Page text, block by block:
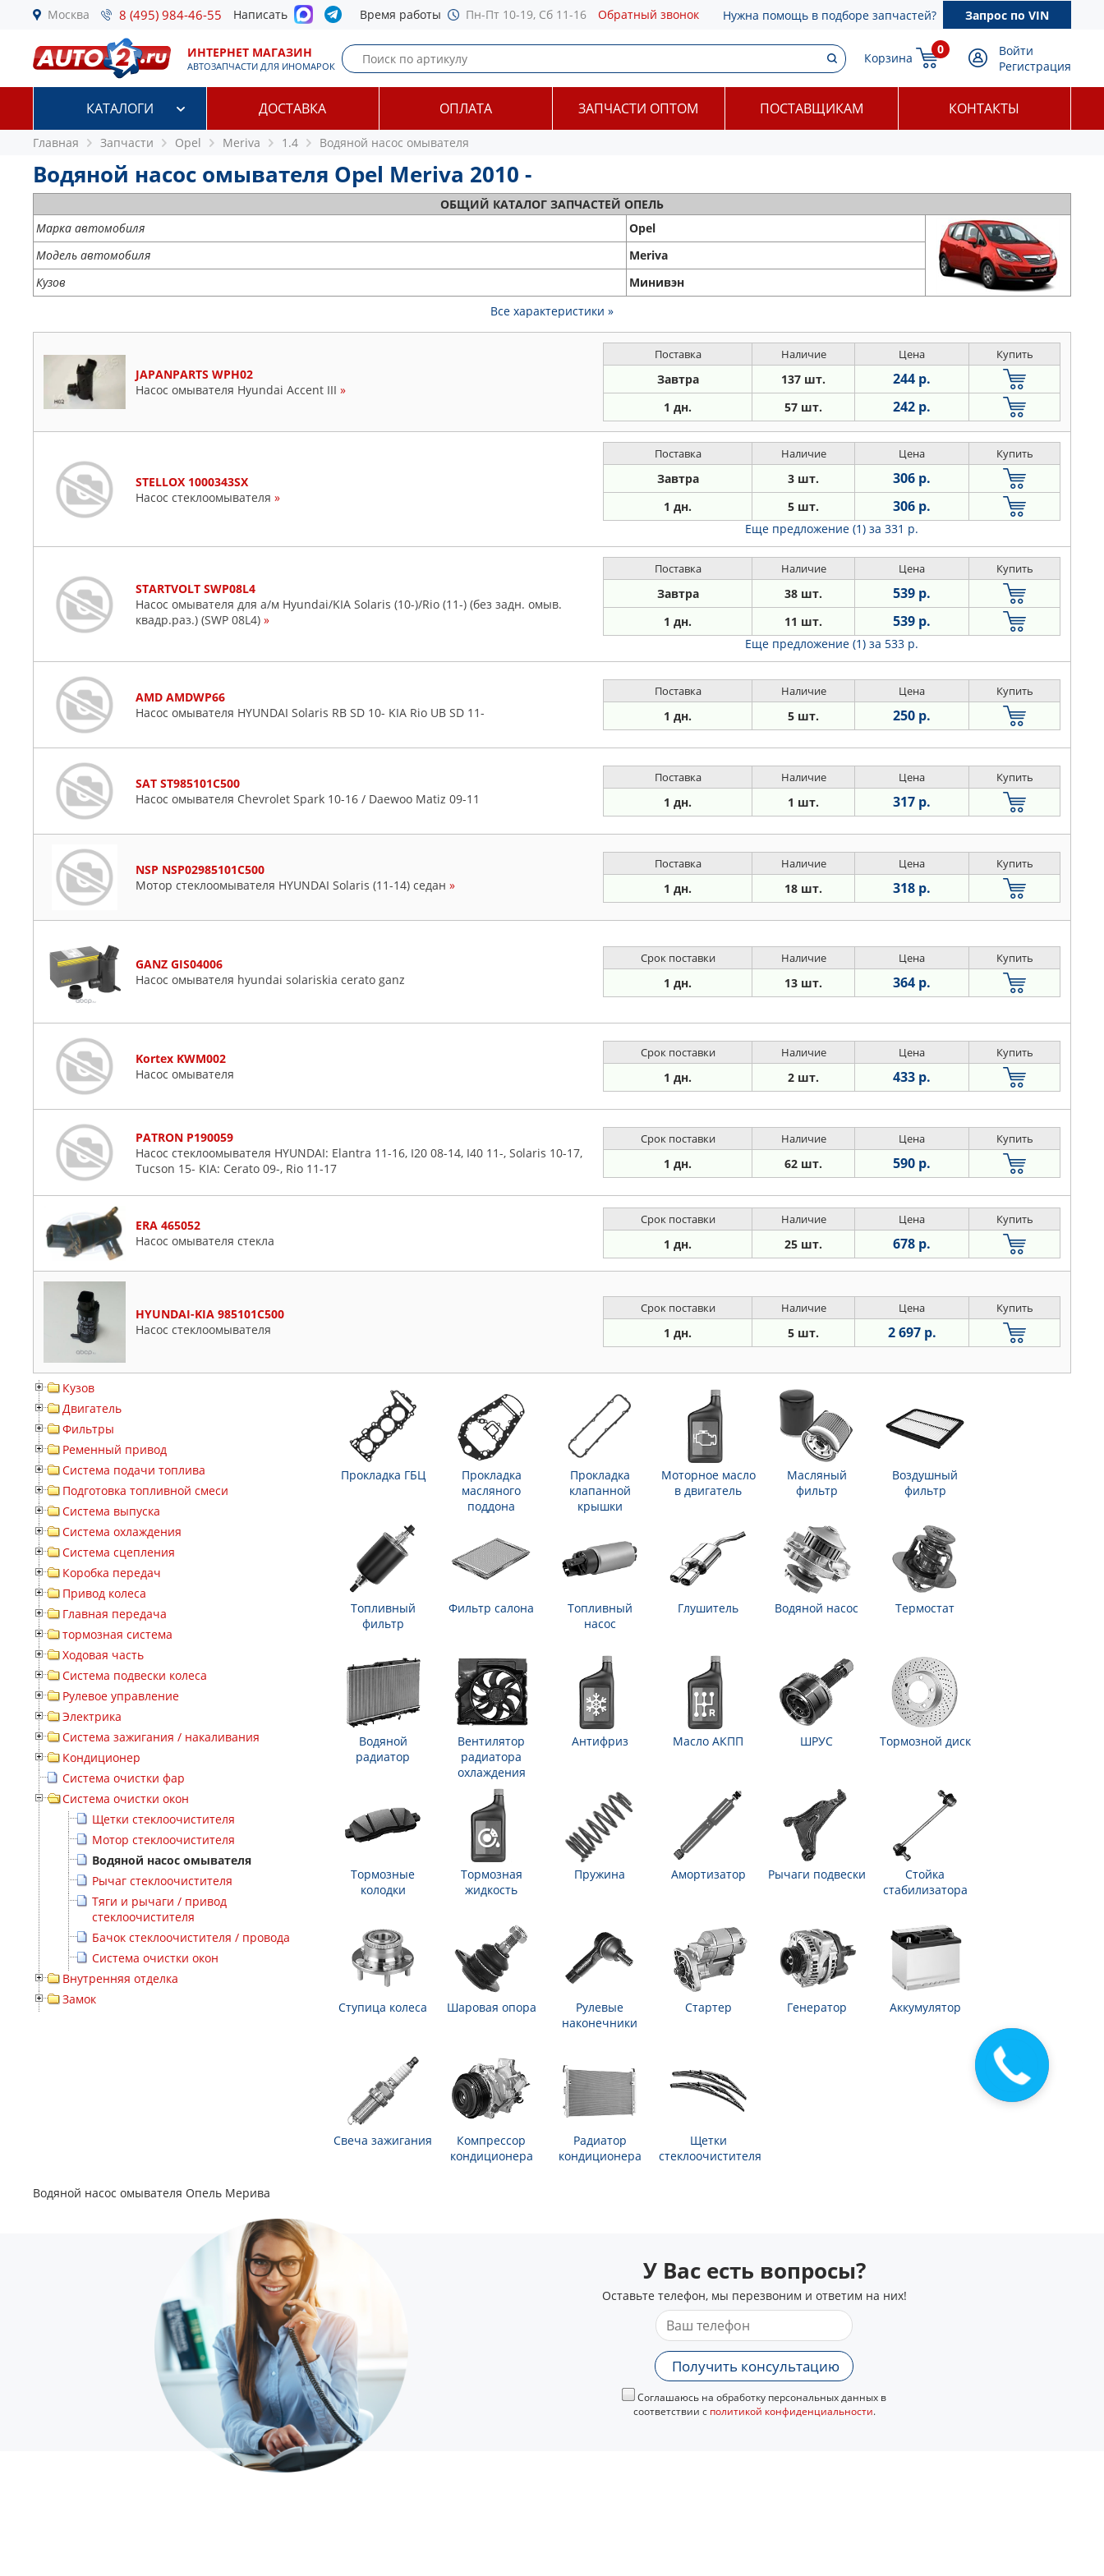
Москва 8 (495) 984-46-55 Написать Время работы Пн-Пт 10-19, Сб 11-16 Обратный звонок Нужна помощь в подборе запчастей? Запрос по VIN
ИНТЕРНЕТ МАГАЗИН
АВТОЗАПЧАСТИ ДЛЯ ИНОМАРОК
Корзина
0
Войти
Регистрация
КАТАЛОГИ ДОСТАВКА ОПЛАТА ЗАПЧАСТИ ОПТОМ ПОСТАВЩИКАМ КОНТАКТЫ
Главная Запчасти Opel Meriva 1.4 Водяной насос омывателя
Водяной насос омывателя Opel Meriva 2010 -
ОБЩИЙ КАТАЛОГ ЗАПЧАСТЕЙ ОПЕЛЬ
Марка автомобиля
Opel
Модель автомобиля
Meriva
Кузов
Минивэн
Все характеристики »
JAPANPARTS WPH02
Насос омывателя Hyundai Accent III »
Поставка Наличие Цена Купить
Завтра 137 шт. 244 р.
1 дн. 57 шт. 242 р.
STELLOX 1000343SX
Насос стеклоомывателя »
Поставка Наличие Цена Купить
Завтра 3 шт. 306 р.
1 дн. 5 шт. 306 р.
Еще предложение (1) за 331 р.
STARTVOLT SWP08L4
Насос омывателя для а/м Hyundai/KIA Solaris (10-)/Rio (11-) (без задн. омыв.
квадр.раз.) (SWP 08L4) »
Поставка Наличие Цена Купить
Завтра 38 шт. 539 р.
1 дн. 11 шт. 539 р.
Еще предложение (1) за 533 р.
AMD AMDWP66
Насос омывателя HYUNDAI Solaris RB SD 10- KIA Rio UB SD 11-
Поставка Наличие Цена Купить
1 дн. 5 шт. 250 р.
SAT ST985101C500
Насос омывателя Chevrolet Spark 10-16 / Daewoo Matiz 09-11
Поставка Наличие Цена Купить
1 дн. 1 шт. 317 р.
NSP NSP02985101C500
Мотор стеклоомывателя HYUNDAI Solaris (11-14) седан »
Поставка Наличие Цена Купить
1 дн. 18 шт. 318 р.
GANZ GIS04006
Насос омывателя hyundai solariskia cerato ganz
Срок поставки Наличие Цена Купить
1 дн. 13 шт. 364 р.
Kortex KWM002
Насос омывателя
Срок поставки Наличие Цена Купить
1 дн. 2 шт. 433 р.
PATRON P190059
Насос стеклоомывателя HYUNDAI: Elantra 11-16, I20 08-14, I40 11-, Solaris 10-17,
Tucson 15- KIA: Cerato 09-, Rio 11-17
Срок поставки Наличие Цена Купить
1 дн. 62 шт. 590 р.
ERA 465052
Насос омывателя стекла
Срок поставки Наличие Цена Купить
1 дн. 25 шт. 678 р.
HYUNDAI-KIA 985101C500
Насос стеклоомывателя
Срок поставки Наличие Цена Купить
1 дн. 5 шт. 2 697 р.
Кузов
Двигатель
Фильтры
Ременный привод
Система подачи топлива
Подготовка топливной смеси
Система выпуска
Система охлаждения
Система сцепления
Коробка передач
Привод колеса
Главная передача
тормозная система
Ходовая часть
Система подвески колеса
Рулевое управление
Электрика
Система зажигания / накаливания
Кондиционер
Система очистки фар
Система очистки окон
Щетки стеклоочистителя
Мотор стеклоочистителя
Водяной насос омывателя
Рычаг стеклоочистителя
Тяги и рычаги / привод
стеклоочистителя
Бачок стеклоочистителя / провода
Система очистки окон
Внутренняя отделка
Замок
Прокладка ГБЦ
Прокладка
масляного
поддона
Прокладка
клапанной
крышки
Моторное масло
в двигатель
Масляный
фильтр
Воздушный
фильтр
Топливный
фильтр
Фильтр салона
Топливный
насос
Глушитель Водяной насос Термостат
Водяной
радиатор
Вентилятор
радиатора
охлаждения
Антифриз Масло АКПП ШРУС Тормозной диск
Тормозные
колодки
Тормозная
жидкость
Пружина Амортизатор Рычаги подвески
Стойка
стабилизатора
Ступица колеса Шаровая опора
Рулевые
наконечники
Стартер Генератор Аккумулятор
Свеча зажигания
Компрессор
кондиционера
Радиатор
кондиционера
Щетки
стеклоочистителя
Водяной насос омывателя Опель Мерива
У Вас есть вопросы?
Оставьте телефон, мы перезвоним и ответим на них!
Получить консультацию
Соглашаюсь на обработку персональных данных в
соответствии с политикой конфиденциальности.